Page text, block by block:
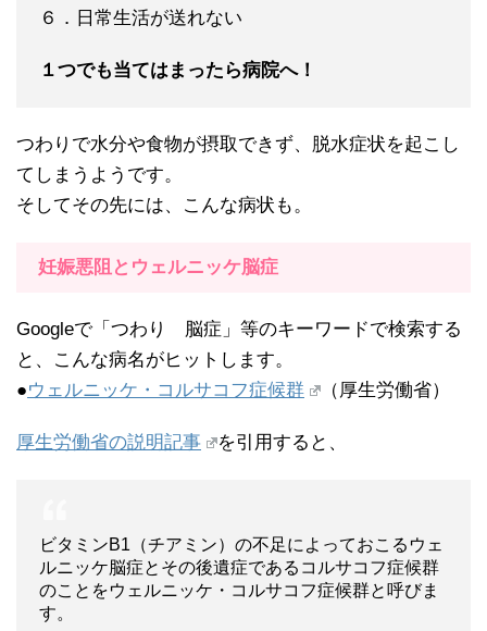
６．日常生活が送れない
１つでも当てはまったら病院へ！
つわりで水分や食物が摂取できず、脱水症状を起こし
てしまうようです。
そしてその先には、こんな病状も。
妊娠悪阻とウェルニッケ脳症
Googleで「つわり 脳症」等のキーワードで検索する
と、こんな病名がヒットします。
●ウェルニッケ・コルサコフ症候群 （厚生労働省）
厚生労働省の説明記事 を引用すると、
ビタミンB1（チアミン）の不足によっておこるウェ
ルニッケ脳症とその後遺症であるコルサコフ症候群
のことをウェルニッケ・コルサコフ症候群と呼びま
す。